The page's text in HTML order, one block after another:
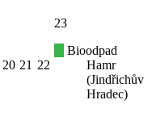
20 21 22
23
Bioodpad
Hamr
(Jindřichův
Hradec)